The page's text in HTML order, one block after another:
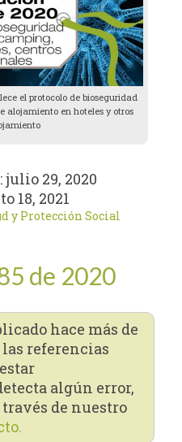
el protocolo de bioseguridad
alojamiento en hoteles y otros
julio 29, 2020
18, 2021
y Protección Social
de 2020
hace más de
referencias
algún error,
de nuestro